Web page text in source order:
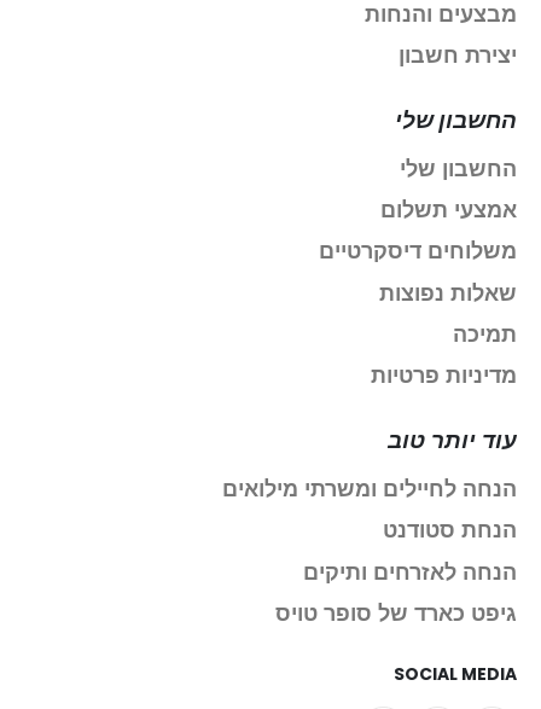
מבצעים והנחות
יצירת חשבון
החשבון שלי
החשבון שלי
אמצעי תשלום
משלוחים דיסקרטיים
שאלות נפוצות
תמיכה
מדיניות פרטיות
עוד יותר טוב
הנחה לחיילים ומשרתי מילואים
הנחת סטודנט
הנחה לאזרחים ותיקים
גיפט כארד של סופר טויס
SOCIAL MEDIA